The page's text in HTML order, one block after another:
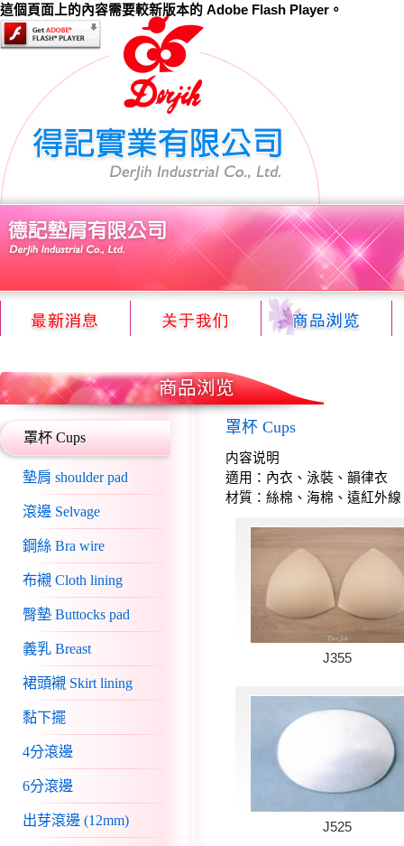
這個頁面上的內容需要較新版本的 Adobe Flash Player。
商品浏览
罩杯 Cups
墊肩 shoulder pad
滾邊 Selvage
鋼絲 Bra wire
布襯 Cloth lining
臀墊 Buttocks pad
義乳 Breast
裙頭襯 Skirt lining
黏下擺
4分滾邊
6分滾邊
出芽滾邊 (12mm)
罩杯 Cups
内容说明
適用：內衣、泳裝、韻律衣
材質：絲棉、海棉、遠紅外線
J355
J525